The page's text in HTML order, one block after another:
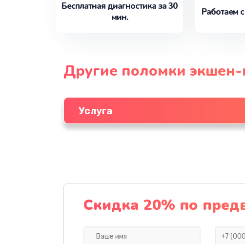
Бесплатная диагностика за 30
мин.
Работаем
Другие поломки
Услуга
Скидка 20% по